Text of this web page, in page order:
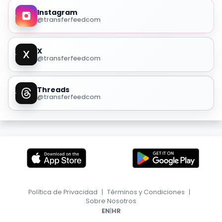
Instagram
@transferfeedcom
X
@transferfeedcom
Threads
@transferfeedcom
Política de Privacidad | Términos y Condiciones |
Sobre Nosotros
EN|HR